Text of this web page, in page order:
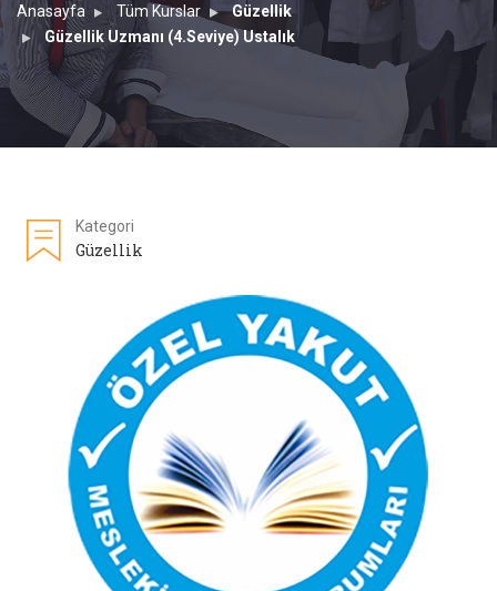
Anasayfa Tüm Kurslar
Güzellik
Güzellik Uzmanı (4.Seviye) Ustalık
Kategori
Güzellik